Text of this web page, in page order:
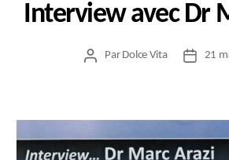
Interview avec Dr
Auteur
Par Dolce Vita
Date21